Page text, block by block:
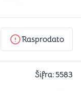
Rasprodato
Šifra: 5583